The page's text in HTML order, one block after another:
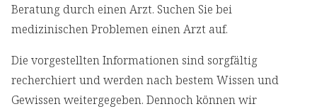
Beratung durch einen Arzt. Suchen Sie bei
medizinischen Problemen einen Arzt auf.
Die vorgestellten Informationen sind sorgfältig
recherchiert und werden nach bestem Wissen und
Gewissen weitergegeben. Dennoch können wir